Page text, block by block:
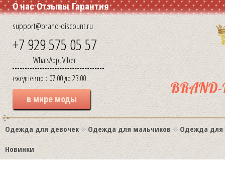
О нас Отзывы Гарантия
support@brand-discount.ru
+7 929 575 05 57
WhatsApp, Viber
ежедневно с 07:00 до 23:00
в мире моды
Одежда для девочек Одежда для мальчиков
Одежда для
Новинки